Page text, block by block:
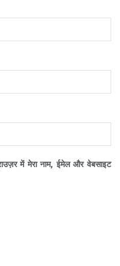
में मेरा नाम, ईमेल और वेबसाइट